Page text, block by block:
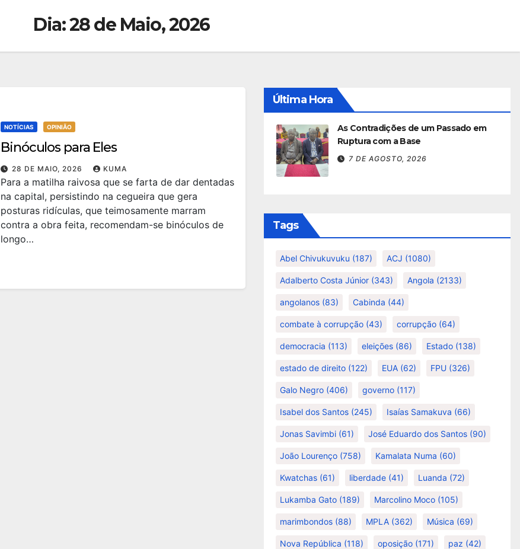
Dia:28 de Maio, 2026
NOTÍCIAS OPINIÃO
Binóculos para Eles
28 DE MAIO, 2026 KUMA
Para a matilha raivosa que se farta de dar dentadas
na capital, persistindo na cegueira que gera
posturas ridículas, que teimosamente marram
contra a obra feita, recomendam-se binóculos de
longo…
Última Hora
As Contradições de um Passado em
Ruptura com a Base
7 DE AGOSTO, 2026
Tags
Abel Chivukuvuku (187) ACJ (1080)
Adalberto Costa Júnior (343) Angola (2133)
angolanos (83) Cabinda (44)
combate à corrupção (43) corrupção (64)
democracia (113) eleições (86) Estado (138)
estado de direito (122) EUA (62) FPU (326)
Galo Negro (406) governo (117)
Isabel dos Santos (245) Isaías Samakuva (66)
Jonas Savimbi (61) José Eduardo dos Santos (90)
João Lourenço (758) Kamalata Numa (60)
Kwatchas (61) liberdade (41) Luanda (72)
Lukamba Gato (189) Marcolino Moco (105)
marimbondos (88) MPLA (362) Música (69)
Nova República (118) oposição (171) paz (42)